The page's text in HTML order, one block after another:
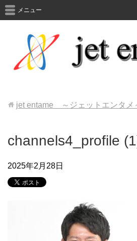
メニュー
jet entame ～ジェットエンタメ
channels4_profile
2025年2月28日